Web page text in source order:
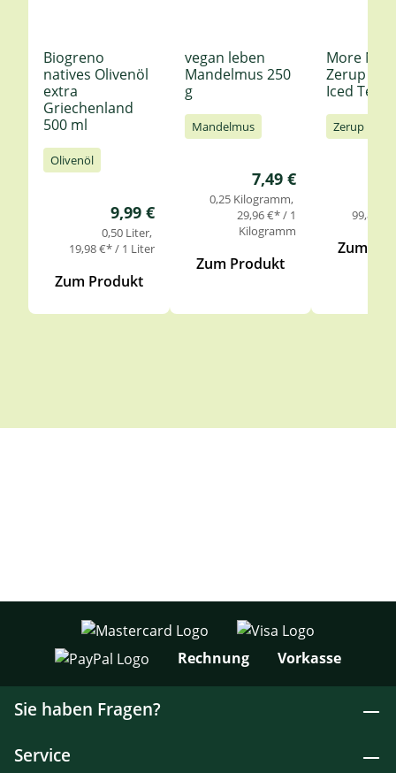
Biogreno
natives Olivenöl
extra
Griechenland
500 ml
Olivenöl
Regulärer Preis:
9,99 €
0,50 Liter
19,98 €* / 1 Liter
Zum Produkt
vegan leben
Mandelmus 250
g
Mandelmus
Regulärer Preis:
7,49 €
0,25 Kilogramm
29,96 €* / 1
Kilogramm
Zum Produkt
More
Zerup
Iced Tea
Zerup
99,85
Zum
Rechnung Vorkasse
Sie haben Fragen?
Service